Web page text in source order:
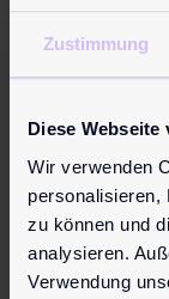
Zustimmung
Diese Webseite
Wir verwenden
personalisieren,
zu können und
analysieren.
Verwendung
€